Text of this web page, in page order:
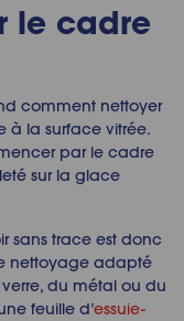
le cadre
comment nettoyer
à la surface vitrée.
par le cadre
sur la glace
sans trace est donc
nettoyage adapté
du métal ou du
feuille d’essuie-